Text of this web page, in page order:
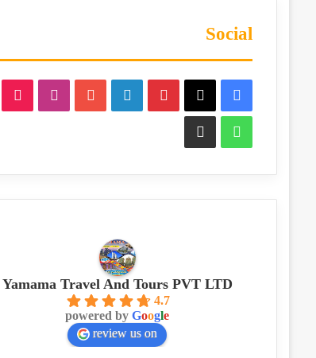
Social
Facebook
Pinterest
LinkedIn
YouTube
Instagram
WhatsApp
Yamama Travel And Tours PVT LTD
4.7
powered byGoogle
review us on